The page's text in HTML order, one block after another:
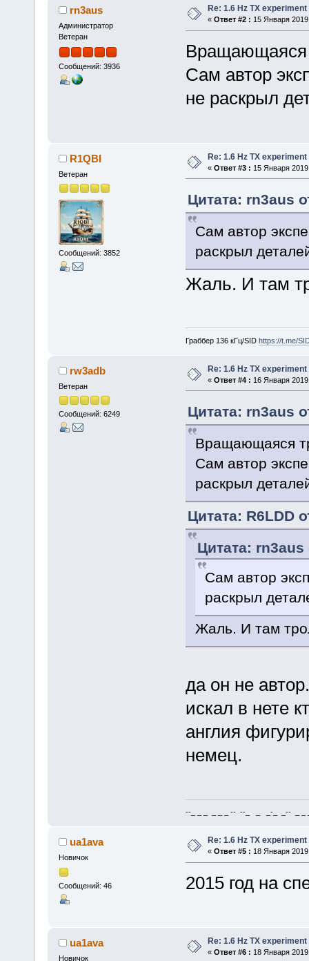
rn3aus
Администратор
Ветеран
Сообщений: 3936
Re: 1.6 Hz TX experiment
« Ответ #2 : 15 Января
Вращающаяся
Сам автор
не раскрыл
R1QBI
Ветеран
Сообщений: 3852
Re: 1.6 Hz TX experiment
« Ответ #3 : 15 Января
Цитата: rn3aus
Сам автор
раскрыл
Жаль. И там
Граббер 136 кГц/SID https://t.me/
rw3adb
Ветеран
Сообщений: 6249
Re: 1.6 Hz TX experiment
« Ответ #4 : 16 Января
Цитата: rn3aus
Вращающаяся
Сам автор
раскрыл
Цитата: R6LDD
Цитата: rn3aus
Сам автор
раскрыл
Жаль. И там
да он не
искал в нете
англия
немец.
--_ _ _ _ _ _ -- --_ _ _-_ _-- _ _
ua1ava
Новичок
Сообщений: 46
Re: 1.6 Hz TX experiment
« Ответ #5 : 18 Января
2015 год на
ua1ava
Новичок
Re: 1.6 Hz TX experiment
« Ответ #6 : 18 Января